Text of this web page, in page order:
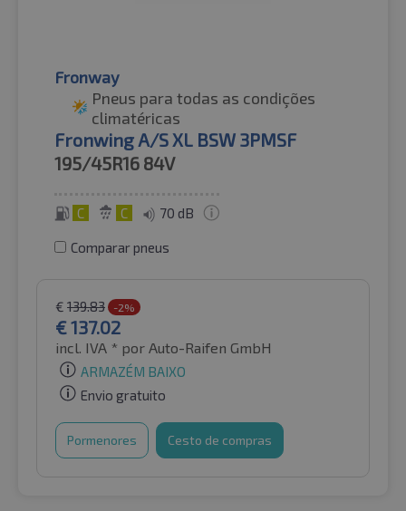
Fronway
Pneus para todas as condições
climatéricas
Fronwing A/S XL BSW 3PMSF
195/45R16 84V
C C 70 dB
Comparar pneus
€ 139.83 -2%
€137.02
incl. IVA * por Auto-Raifen GmbH
ARMAZÉM BAIXO
Envio gratuito
Pormenores Cesto de compras